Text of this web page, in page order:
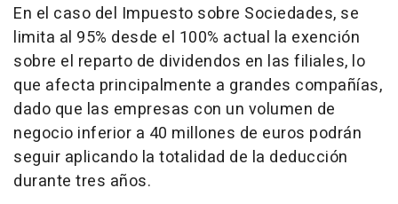
En el caso del Impuesto sobre Sociedades, se
limita al 95% desde el 100% actual la exención
sobre el reparto de dividendos en las filiales, lo
que afecta principalmente a grandes compañías,
dado que las empresas con un volumen de
negocio inferior a 40 millones de euros podrán
seguir aplicando la totalidad de la deducción
durante tres años.